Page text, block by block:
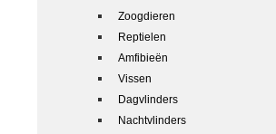
Zoogdieren
Reptielen
Amfibieën
Vissen
Dagvlinders
Nachtvlinders